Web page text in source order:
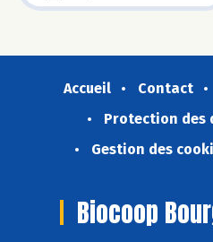
Accueil Contact
Protection des
Gestion des
Biocoop